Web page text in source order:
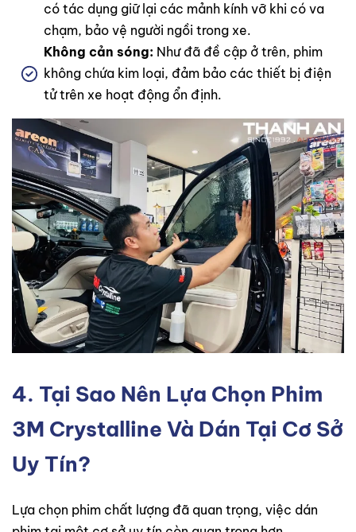
có tác dụng giữ lại các mảnh kính vỡ khi có va
chạm, bảo vệ người ngồi trong xe.
Không cản sóng: Như đã đề cập ở trên, phim
không chứa kim loại, đảm bảo các thiết bị điện
tử trên xe hoạt động ổn định.
4. Tại Sao Nên Lựa Chọn Phim
3M Crystalline Và Dán Tại Cơ Sở
Uy Tín?
Lựa chọn phim chất lượng đã quan trọng, việc dán